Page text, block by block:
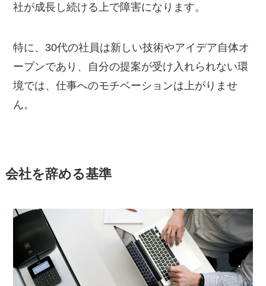
社が成長し続ける上で障害になります。
特に、30代の社員は新しい技術やアイデア自体オ
ープンであり、自分の提案が受け入れられない環
境では、仕事へのモチベーションは上がりませ
ん。
会社を辞める基準